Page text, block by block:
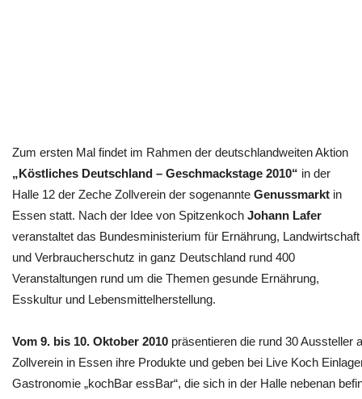
Zum ersten Mal findet im Rahmen der deutschlandweiten Aktion
„Köstliches Deutschland – Geschmackstage 2010“ in der
Halle 12 der Zeche Zollverein der sogenannte Genussmarkt in
Essen statt. Nach der Idee von Spitzenkoch Johann Lafer
veranstaltet das Bundesministerium für Ernährung, Landwirtschaft
und Verbraucherschutz in ganz Deutschland rund 400
Veranstaltungen rund um die Themen gesunde Ernährung,
Esskultur und Lebensmittelherstellung.
Vom 9. bis 10. Oktober 2010 präsentieren die rund 30 Aussteller
Zollverein in Essen ihre Produkte und geben bei Live Koch
Gastronomie „kochBar essBar“, die sich in der Halle nebenan